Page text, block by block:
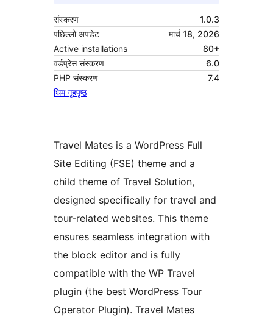
संस्करण
1.0.3
पछिल्लो अपडेट
मार्च 18, 2026
Active installations
80+
वर्डप्रेस संस्करण
6.0
PHP संस्करण
7.4
थिम गृहपृष्ठ
Travel Mates is a WordPress Full
Site Editing (FSE) theme and a
child theme of Travel Solution,
designed specifically for travel and
tour-related websites. This theme
ensures seamless integration with
the block editor and is fully
compatible with the WP Travel
plugin (the best WordPress Tour
Operator Plugin). Travel Mates